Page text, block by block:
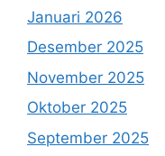
Januari 2026
Desember 2025
November 2025
Oktober 2025
September 2025